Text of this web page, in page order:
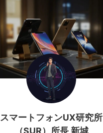
スマートフォンUX研究所